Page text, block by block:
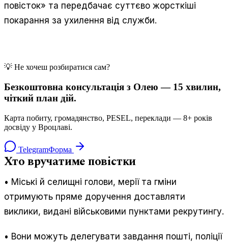
повісток» та передбачає суттєво жорсткіші
покарання за ухилення від служби.
💡 Не хочеш розбиратися сам?
Безкоштовна консультація з Олею — 15 хвилин,
чіткий план дій.
Карта побиту, громадянство, PESEL, переклади — 8+ років
досвіду у Вроцлаві.
TelegramФорма
Хто вручатиме повістки
• Міські й селищні голови, мерії та гміни
отримують пряме доручення доставляти
виклики, видані військовими пунктами рекрутингу.
• Вони можуть делегувати завдання пошті, поліції